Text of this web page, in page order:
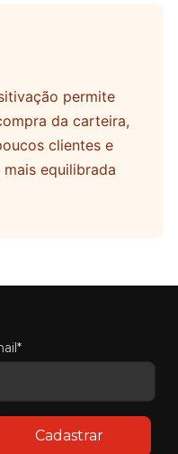
permite
da carteira,
clientes e
equilibrada
Cadastrar